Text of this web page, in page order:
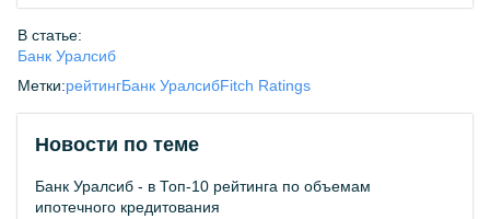
В статье:
Банк Уралсиб
Метки:рейтингБанк УралсибFitch Ratings
Новости по теме
Банк Уралсиб - в Топ-10 рейтинга по объемам
ипотечного кредитования